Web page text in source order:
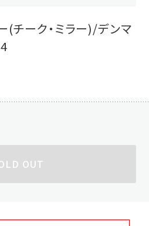
(チーク・ミラー)/デンマ
OUT